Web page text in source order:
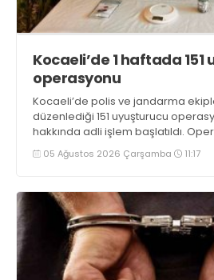
Kocaeli’de 1 haftada 151
operasyonu
Kocaeli’de polis ve jandarma
düzenlediği 151 uyuşturucu
hakkında adli işlem başlatıldı.
2 kilogram uyuşturucu madde ile
ele geçirilirken, 9 şüpheli tutuklandı
05 Ağustos 2026 Çarşamba 11:17